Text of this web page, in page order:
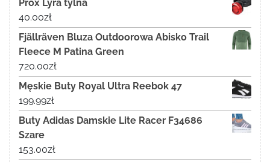
Prox Lyra tylna
40.00zł
Fjällräven Bluza Outdoorowa Abisko Trail
Fleece M Patina Green
720.00zł
Męskie Buty Royal Ultra Reebok 47
199.99zł
Buty Adidas Damskie Lite Racer F34686
Szare
153.00zł